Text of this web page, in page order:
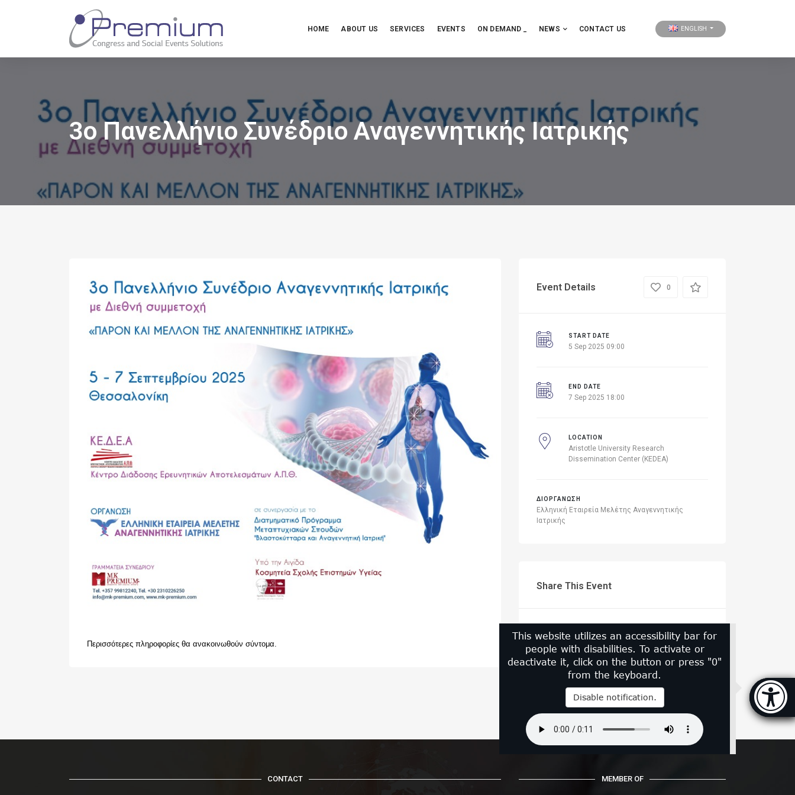
This website utilizes an accessibility bar for
people with disabilities. To activate or
deactivate it, click on the button or press "0"
from the keyboard.
Disable notification.
HOME ABOUT US SERVICES EVENTS ON DEMAND _ NEWS CONTACT US ENGLISH
3ο Πανελλήνιο Συνέδριο Αναγεννητικής Ιατρικής
Περισσότερες πληροφορίες θα ανακοινωθούν σύντομα.
Event Details 0
START DATE
5 Sep 2025 09:00
END DATE
7 Sep 2025 18:00
LOCATION
Aristotle University Research
Dissemination Center (KEDEA)
ΔΙΟΡΓΑΝΩΣΗ
Ελληνική Εταιρεία Μελέτης Αναγεννητικής
Ιατρικής
Share This Event
CONTACT MEMBER OF